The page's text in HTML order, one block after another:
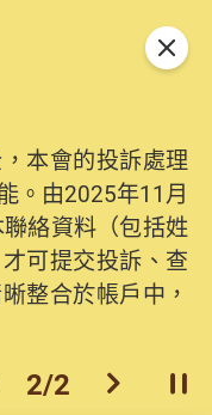
本會的投訴處理
。由2025年11月
絡資料（包括姓
可提交投訴、查
整合於帳戶中，
上一個
2/2 下一個開
關閉